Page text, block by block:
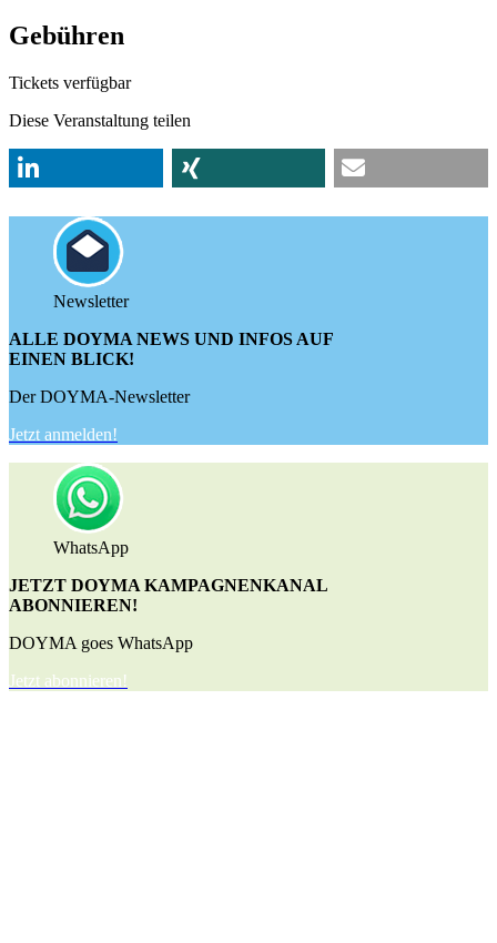
Gebühren
Tickets verfügbar
Diese Veranstaltung teilen
Newsletter
ALLE DOYMA NEWS UND INFOS AUF
EINEN BLICK!
Der DOYMA-Newsletter
Jetzt anmelden!
WhatsApp
JETZT DOYMA KAMPAGNENKANAL
ABONNIEREN!
DOYMA goes WhatsApp
Jetzt abonnieren!